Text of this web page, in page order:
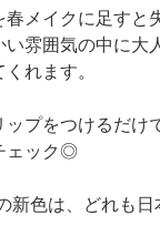
メイクに足すと
雰囲気の中に大
れます。
ップをつけるだけ
ェック◎
新色は、どれも